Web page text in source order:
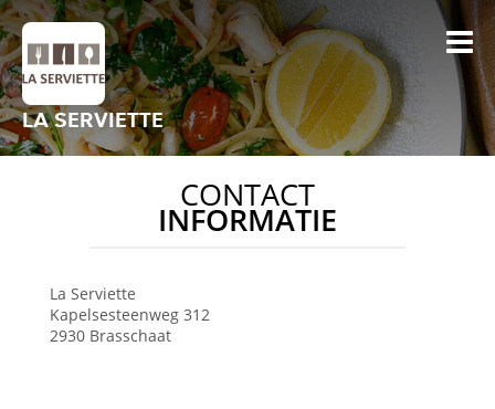
LA SERVIETTE
CONTACT
INFORMATIE
La Serviette
Kapelsesteenweg 312
2930 Brasschaat